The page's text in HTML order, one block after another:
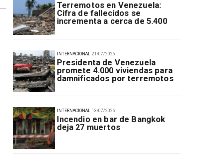
Terremotos en Venezuela:
Cifra de fallecidos se
incrementa a cerca de 5.400
21/07/2026
Presidenta de Venezuela
promete 4.000 viviendas para
damnificados por terremotos
INTERNACIONAL
13/07/2026
Incendio en bar de Bangkok
deja 27 muertos
INTERNACIONAL